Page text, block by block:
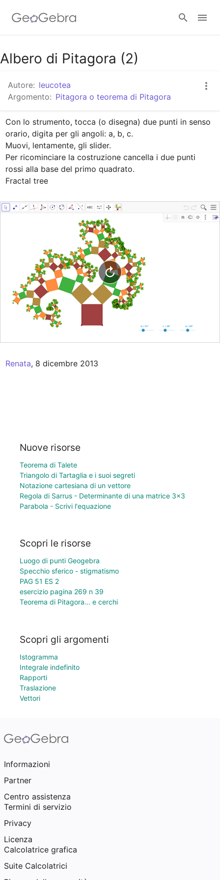
Google Classroom
GeoGebra Classroom
Accedi
Albero di Pitagora (2)
Autore: leucotea
Argomento: Pitagora o teorema di Pitagora
Con lo strumento, tocca (o disegna) due punti in senso
orario, digita per gli angoli: a, b, c.
Muovi, lentamente, gli slider.
Per ricominciare la costruzione cancella i due punti
rossi alla base del primo quadrato.
Fractal tree
Renata, 8 dicembre 2013
Nuove risorse
Teorema di Talete
Triangolo di Tartaglia e i suoi segreti
Notazione cartesiana di un vettore
Regola di Sarrus - Determinante di una matrice 3×3
Parabola - Scrivi l'equazione
Scopri le risorse
Luogo di punti Geogebra
Specchio sferico - stigmatismo
PAG 51 ES 2
esercizio pagina 269 n 39
Teorema di Pitagora... e cerchi
Scopri gli argomenti
Istogramma
Integrale indefinito
Rapporti
Traslazione
Vettori
Informazioni
Partner
Centro assistenza
Termini di servizio
Privacy
Licenza
Calcolatrice grafica
Suite Calcolatrici